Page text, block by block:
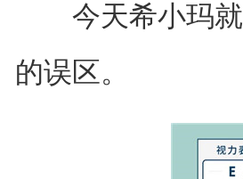
今天希小玛就
的误区。